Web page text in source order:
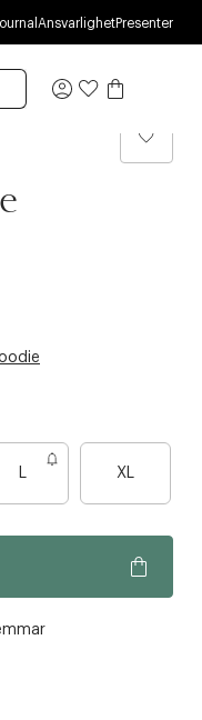
AnsvarlighetPresenter
Logga
L XL
å